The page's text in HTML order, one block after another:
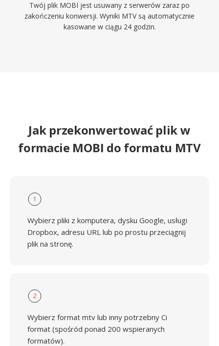
Twój plik MOBI jest usuwany z serwerów zaraz po
zakończeniu konwersji. Wyniki MTV są automatycznie
kasowane w ciągu 24 godzin.
Jak przekonwertować plik w
formacie MOBI do formatu MTV
1
Wybierz pliki z komputera, dysku Google, usługi
Dropbox, adresu URL lub po prostu przeciągnij
plik na stronę.
2
Wybierz format mtv lub inny potrzebny Ci
format (spośród ponad 200 wspieranych
formatów).